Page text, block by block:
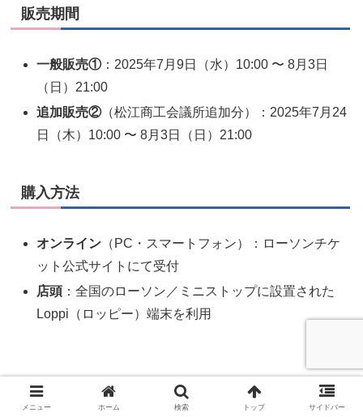
販売期間
一般販売①：2025年7月9日（水）10:00 〜 8月3日
（日）21:00
追加販売②（松江商工会議所追加分）：2025年7月24
日（木）10:00 〜 8月3日（日）21:00
購入方法
オンライン （PC・スマートフォン）：ローソンチケ
ット公式サイトにて受付
店頭 ：全国のローソン／ミニストップに設置された
Loppi（ロッピー）端末を利用
メニュー ホーム 検索 トップ サイドバー